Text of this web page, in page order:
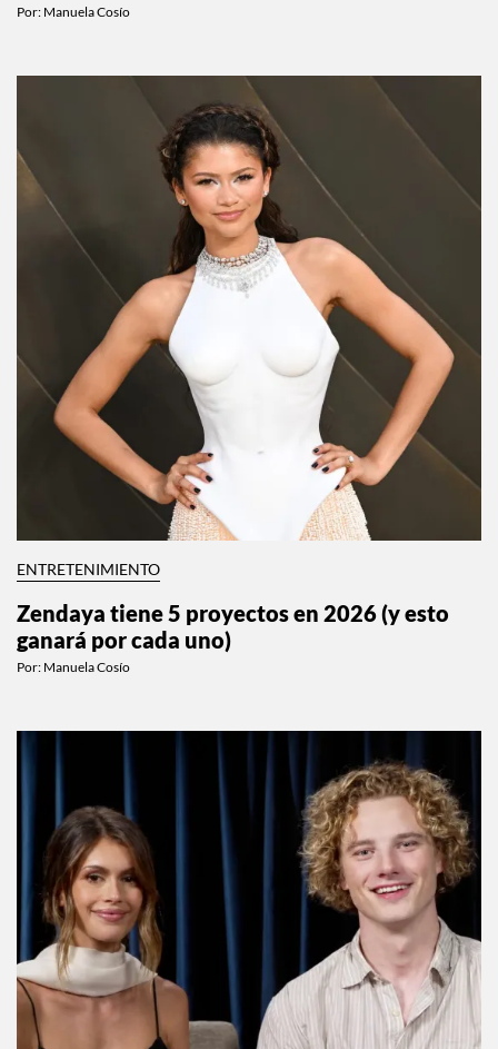
Por: Manuela Cosío
ENTRETENIMIENTO
Zendaya tiene 5 proyectos en 2026 (y esto
ganará por cada uno)
Por: Manuela Cosío